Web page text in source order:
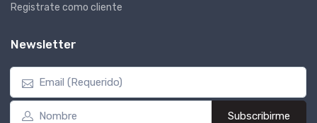
Registrate como cliente
Newsletter
Subscribirme